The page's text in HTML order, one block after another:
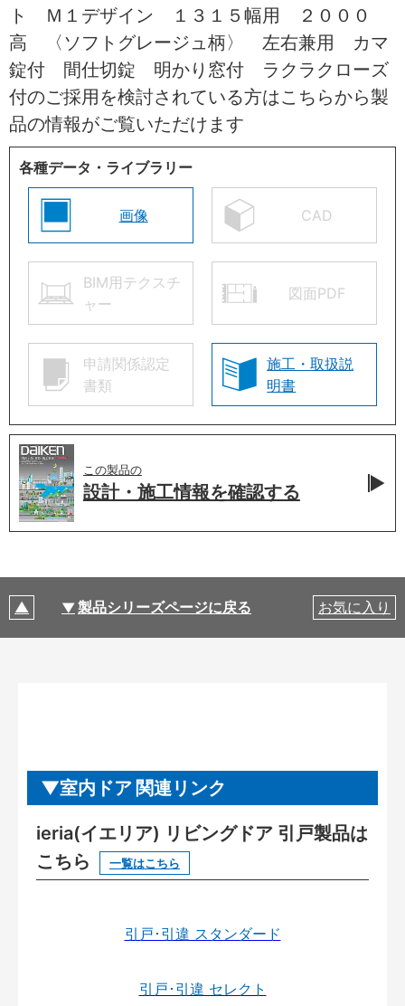
ト Ｍ１デザイン １３１５幅用 ２０００
高 〈ソフトグレージュ柄〉 左右兼用 カマ
錠付 間仕切錠 明かり窓付 ラクラクローズ
付のご採用を検討されている方はこちらから製
品の情報がご覧いただけます
各種データ・ライブラリー
画像 CAD
BIM用テクスチ
ャー
図面PDF
申請関係認定
書類
施工・取扱説
明書
この製品の
設計・施工情報を確認する
製品シリーズページに戻る お気に入り
室内ドア 関連リンク
ieria(イエリア) リビングドア 引戸製品は
こちら
一覧はこちら
引戸･引違 スタンダード
引戸･引違 セレクト